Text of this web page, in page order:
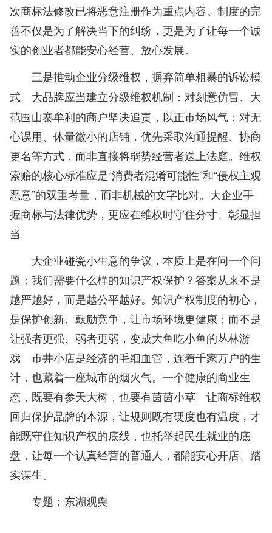
次商标法修改已将恶意注册作为重点内容。制度的完
善不仅是为了解决当下的纠纷，更是为了让每一个诚
实的创业者都能安心经营、放心发展。
三是推动企业分级维权，摒弃简单粗暴的诉讼模
式。 大品牌应当建立分级维权机制：对刻意仿冒、大
范围山寨牟利的商户坚决追责，以正市场风气；对无
心误用、体量微小的店铺，优先采取沟通提醒、协商
更名等方式，而非直接将弱势经营者送上法庭。维权
索赔的核心标准应是“消费者混淆可能性”和“侵权主观
恶意”的双重考量，而非机械的文字比对。大企业手
握商标与法律优势，更应在维权时守住分寸、彰显担
当。
大企业碰瓷小生意的争议，本质上是在问一个问
题：我们需要什么样的知识产权保护？答案从来不是
越严越好，而是越公平越好。知识产权制度的初心，
是保护创新、鼓励竞争，让市场环境更健康；而不是
让强者更强、弱者更弱，变成大鱼吃小鱼的丛林游
戏。市井小店是经济的毛细血管，连着千家万户的生
计，也藏着一座城市的烟火气。一个健康的商业生
态，既要有参天大树，也要有茵茵小草。让商标维权
回归保护品牌的本源，让规则既有硬度也有温度，才
能既守住知识产权的底线，也托举起民生就业的底
盘，让每一个认真经营的普通人，都能安心开店、踏
实谋生。
专题： 东湖观舆